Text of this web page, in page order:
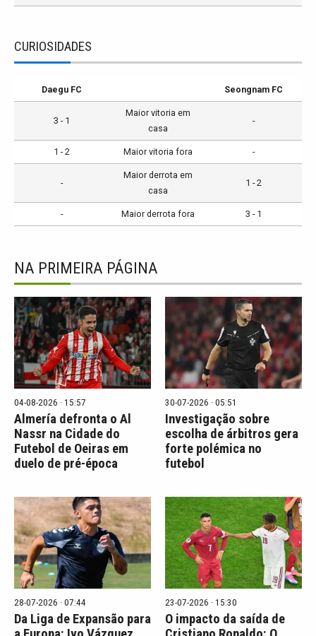
CURIOSIDADES
Daegu FC Seongnam FC
3 - 1
Maior vitoria em
casa
-
1 - 2 Maior vitoria fora -
-
Maior derrota em
casa
1 - 2
- Maior derrota fora 3 - 1
NA PRIMEIRA PÁGINA
04-08-2026 · 15:57
Almería defronta o Al
Nassr na Cidade do
Futebol de Oeiras em
duelo de pré-época
30-07-2026 · 05:51
Investigação sobre
escolha de árbitros gera
forte polémica no
futebol
28-07-2026 · 07:44
Da Liga de Expansão para
23-07-2026 · 15:30
O impacto da saída de